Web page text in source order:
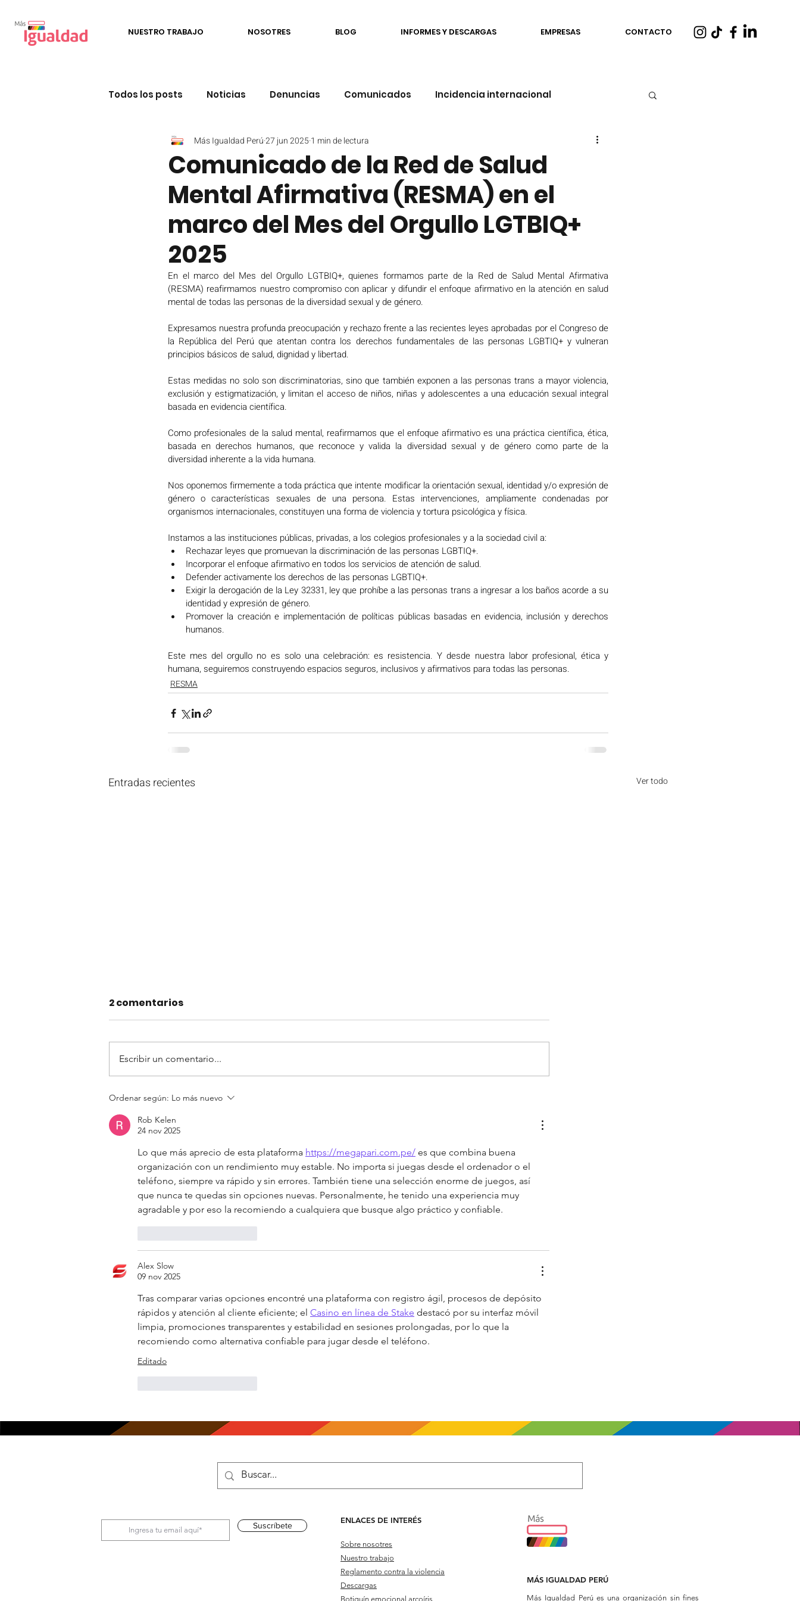
NUESTRO TRABAJO NOSOTRES BLOG INFORMES Y DESCARGAS EMPRESAS CONTACTO
Todos los posts Noticias Denuncias Comunicados Incidencia internacional
Incidencia política Educación Familias
Perú Conversa LGBTIQ+ RESMA Comunidad Democracia afirmativa
Comunicado de la Red de Salud
Mental Afirmativa (RESMA) en el
marco del Mes del Orgullo LGTBIQ+
2025
Más Igualdad Perú27 jun 20251 min de lectura
En el marco del Mes del Orgullo LGTBIQ+, quienes formamos parte de la Red de Salud Mental Afirmativa
(RESMA) reafirmamos nuestro compromiso con aplicar y difundir el enfoque afirmativo en la atención en salud
mental de todas las personas de la diversidad sexual y de género.
Expresamos nuestra profunda preocupación y rechazo frente a las recientes leyes aprobadas por el Congreso de
la República del Perú que atentan contra los derechos fundamentales de las personas LGBTIQ+ y vulneran
principios básicos de salud, dignidad y libertad.
Estas medidas no solo son discriminatorias, sino que también exponen a las personas trans a mayor violencia,
exclusión y estigmatización, y limitan el acceso de niños, niñas y adolescentes a una educación sexual integral
basada en evidencia científica.
Como profesionales de la salud mental, reafirmamos que el enfoque afirmativo es una práctica científica, ética,
basada en derechos humanos, que reconoce y valida la diversidad sexual y de género como parte de la
diversidad inherente a la vida humana.
Nos oponemos firmemente a toda práctica que intente modificar la orientación sexual, identidad y/o expresión de
género o características sexuales de una persona. Estas intervenciones, ampliamente condenadas por
organismos internacionales, constituyen una forma de violencia y tortura psicológica y física.
Instamos a las instituciones públicas, privadas, a los colegios profesionales y a la sociedad civil a:
Rechazar leyes que promuevan la discriminación de las personas LGBTIQ+.
Incorporar el enfoque afirmativo en todos los servicios de atención de salud.
Defender activamente los derechos de las personas LGBTIQ+.
Exigir la derogación de la Ley 32331, ley que prohíbe a las personas trans a ingresar a los baños acorde a su
identidad y expresión de género.
Promover la creación e implementación de políticas públicas basadas en evidencia, inclusión y derechos
humanos.
Este mes del orgullo no es solo una celebración: es resistencia. Y desde nuestra labor profesional, ética y
humana, seguiremos construyendo espacios seguros, inclusivos y afirmativos para todas las personas.
RESMA
Entradas recientes Ver todo
Más de 200
profesionales de salud y
organizaciones se
las familias y personas
diversas
LGBTIQ+
2 comentarios
Escribir un comentario...
Ordenar según: Lo más nuevo
Rob Kelen
24 nov 2025
Lo que más aprecio de esta plataforma https://megapari.com.pe/ es que combina buena
organización con un rendimiento muy estable. No importa si juegas desde el ordenador o el
teléfono, siempre va rápido y sin errores. También tiene una selección enorme de juegos, así
que nunca te quedas sin opciones nuevas. Personalmente, he tenido una experiencia muy
agradable y por eso la recomiendo a cualquiera que busque algo práctico y confiable.
Alex Slow
09 nov 2025
Tras comparar varias opciones encontré una plataforma con registro ágil, procesos de depósito
rápidos y atención al cliente eficiente; el Casino en línea de Stake destacó por su interfaz móvil
limpia, promociones transparentes y estabilidad en sesiones prolongadas, por lo que la
recomiendo como alternativa confiable para jugar desde el teléfono.
Editado
Suscríbete
ENLACES DE INTERÉS
Sobre nosotres
Nuestro trabajo
Reglamento contra la violencia
Descargas
Botiquín emocional arcoíris
MÁS IGUALDAD PERÚ
Más Igualdad Perú es una organización sin fines